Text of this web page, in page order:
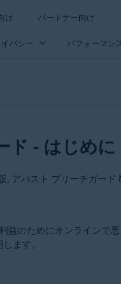
け パートナー向け
バシー パフォーマン
ド - はじめに
, アバスト ブリーチガード
益のためにオンラインで
ます。